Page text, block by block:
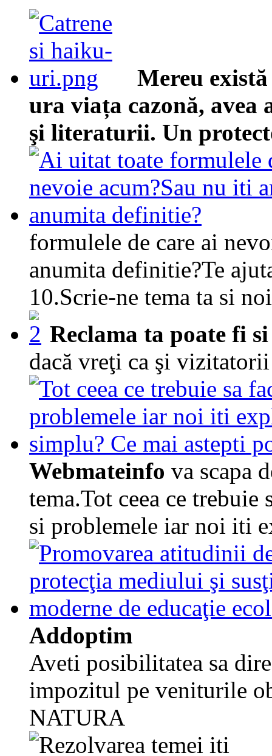
Mereu
ura viața cazonă,
şi literaturii. Un
formulele de care ai
anumita definitie?Te
10.Scrie-ne tema ta si
Reclama ta poate fi
dacă vreţi ca şi
Webmateinfo va scapa
tema.Tot ceea ce
si problemele iar noi iti
Addoptim
Aveti posibilitatea sa
impozitul pe veniturile
NATURA